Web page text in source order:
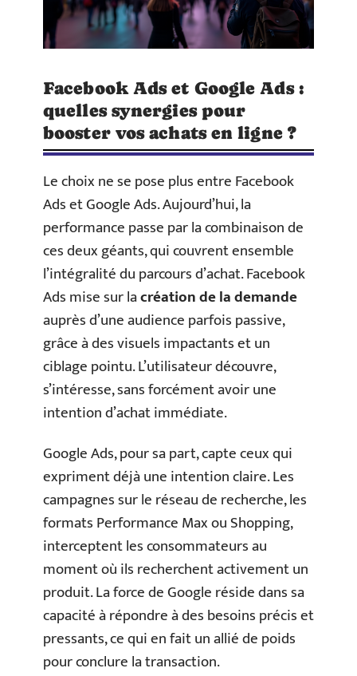
Facebook Ads et Google Ads :
quelles synergies pour
booster vos achats en ligne ?
Le choix ne se pose plus entre Facebook
Ads et Google Ads. Aujourd’hui, la
performance passe par la combinaison de
ces deux géants, qui couvrent ensemble
l’intégralité du parcours d’achat. Facebook
Ads mise sur lacréation de la demande
auprès d’une audience parfois passive,
grâce à des visuels impactants et un
ciblage pointu. L’utilisateur découvre,
s’intéresse, sans forcément avoir une
intention d’achat immédiate.
Google Ads, pour sa part, capte ceux qui
expriment déjà une intention claire. Les
campagnes sur le réseau de recherche, les
formats Performance Max ou Shopping,
interceptent les consommateurs au
moment où ils recherchent activement un
produit. La force de Google réside dans sa
capacité à répondre à des besoins précis et
pressants, ce qui en fait un allié de poids
pour conclure la transaction.